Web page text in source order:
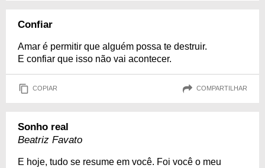
Confiar
Amar é permitir que alguém possa te destruir.
E confiar que isso não vai acontecer.
COPIAR COMPARTILHAR
Sonho real
Beatriz Favato
E hoje, tudo se resume em você. Foi você o meu